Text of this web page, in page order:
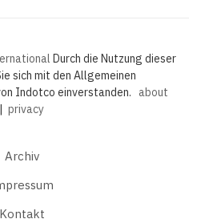
Durch die Nutzung dieser
sich mit den Allgemeinen
Indotco einverstanden. about
| privacy
Archiv
Kontakt